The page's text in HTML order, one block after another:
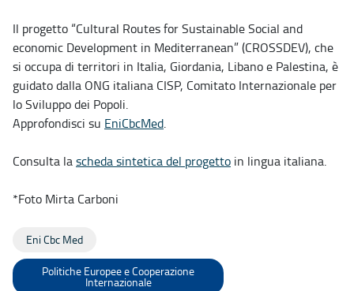
Il progetto “Cultural Routes for Sustainable Social and
economic Development in Mediterranean” (CROSSDEV), che
si occupa di territori in Italia, Giordania, Libano e Palestina, è
guidato dalla ONG italiana CISP, Comitato Internazionale per
lo Sviluppo dei Popoli.
Approfondisci su EniCbcMed.
Consulta lascheda sintetica del progetto in lingua italiana.
*Foto Mirta Carboni
Eni Cbc Med
Politiche Europee e Cooperazione
Internazionale